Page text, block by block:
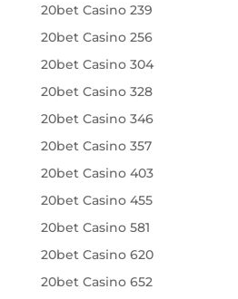
20bet Casino 239
20bet Casino 256
20bet Casino 304
20bet Casino 328
20bet Casino 346
20bet Casino 357
20bet Casino 403
20bet Casino 455
20bet Casino 581
20bet Casino 620
20bet Casino 652